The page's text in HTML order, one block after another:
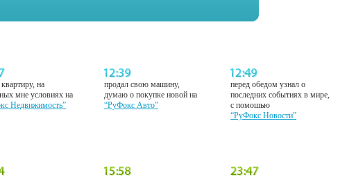
на
мне условиях на
Недвижимость”
продал свою машину,
думаю о покупке новой на
“РуФокс Авто”
перед обедом узнал о
последних событиях в мире,
с помошью
“РуФокс Новости”